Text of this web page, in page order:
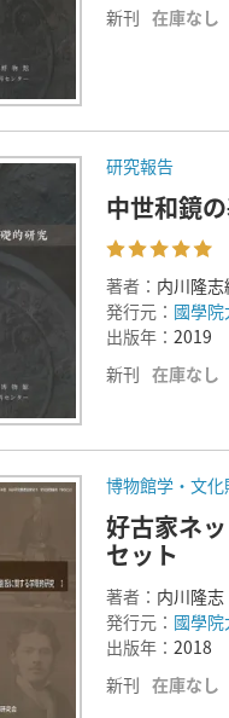
新刊 在庫なし
研究報告
中世和鏡
著者： 内川隆志
発行元： 國學
出版年： 2019
新刊 在庫なし
博物館学・文
好古家ネ
セット
著者： 内川隆
発行元： 國學
出版年： 2018
新刊 在庫なし